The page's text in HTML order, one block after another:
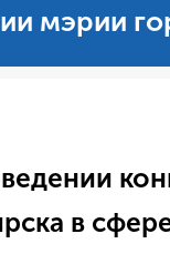
мэрии
в